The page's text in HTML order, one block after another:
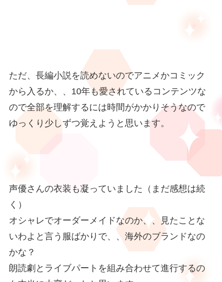
ただ、長編小説を読めないのでアニメかコミック
から入るか、、10年も愛されているコンテンツな
ので全部を理解するには時間がかかりそうなので
ゆっくり少しずつ覚えようと思います。
声優さんの衣装も凝っていました（まだ感想は続
く）
オシャレでオーダーメイドなのか、、見たことな
いわよと言う服ばかりで、、海外のブランドなの
かな？
朗読劇とライブパートを組み合わせて進行するの